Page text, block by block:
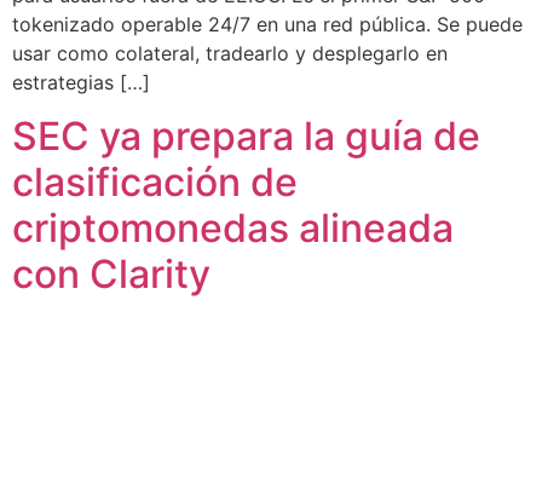
tokenizado operable 24/7 en una red pública. Se puede
usar como colateral, tradearlo y desplegarlo en
estrategias […]
SEC ya prepara la guía de
clasificación de
criptomonedas alineada
con Clarity